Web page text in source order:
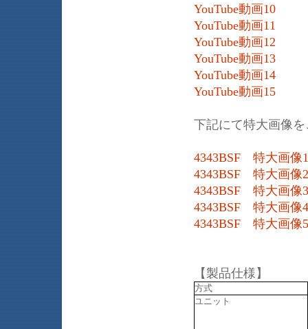
YouTube動画10
YouTube動画11
YouTube動画12
YouTube動画13
YouTube動画14
YouTube動画15
下記にて特大画像
4343BSF 特大画像1
4343BSF 特大画像2
4343BSF 特大画像3
4343BSF 特大画像4
4343BSF 特大画像5
【製品仕様】
方式
ユニット